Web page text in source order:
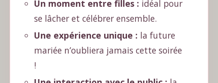
Un moment entre filles : idéal pour
se lâcher et célébrer ensemble.
Une expérience unique : la future
mariée n’oubliera jamais cette soirée
!